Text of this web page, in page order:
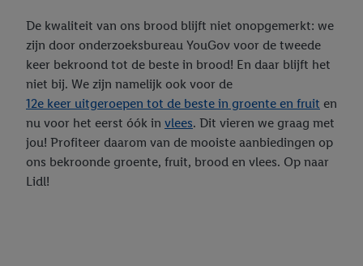
De kwaliteit van ons brood blijft niet onopgemerkt: we
zijn door onderzoeksbureau YouGov voor de tweede
keer bekroond tot de beste in brood! En daar blijft het
niet bij. We zijn namelijk ook voor de
12e keer uitgeroepen tot de beste in groente en fruit en
nu voor het eerst óók in vlees. Dit vieren we graag met
jou! Profiteer daarom van de mooiste aanbiedingen op
ons bekroonde groente, fruit, brood en vlees. Op naar
Lidl!